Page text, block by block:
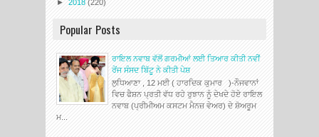
► 2018 (220)
Popular Posts
ਰਾਇਲ ਨਵਾਬ ਵੱਲੋਂ ਗਰਮੀਆਂ ਲਈ ਤਿਆਰ ਕੀਤੀ ਨਵੀਂ
ਰੇਂਜ ਸੰਸਦ ਬਿੱਟੂ ਨੇ ਕੀਤੀ ਪੇਸ਼
ਲੁਧਿਆਣਾ , 12 ਮਈ ( ਹਾਰਦਿਕ ਕੁਮਾਰ )-ਨੌਜਵਾਨਾਂ
ਵਿਚ ਫੈਸ਼ਨ ਪ੍ਰਤੀ ਵੱਧ ਰਹੇ ਰੁਝਾਨ ਨੂੰ ਦੇਖਦੇ ਹੋਏ ਰਾਇਲ
ਨਵਾਬ (ਪ੍ਰੀਮੀਅਮ ਕਸਟਮ ਮੈਨਜ਼ ਵੇਅਰ) ਦੇ ਸ਼ੋਅਰੂਮ
ਮ...